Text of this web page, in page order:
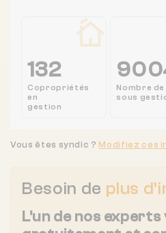
132
Copropriétés
en
gestion
Nombre
sous
Besoin de plus
L'un de nos
Vous êtes syndic ? Modifiez ces